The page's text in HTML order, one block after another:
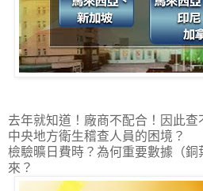
去年就知道！廠商不配合！因此查
中央地方衛生稽查人員的困境？
檢驗曠日費時？為何重要數據（
來？